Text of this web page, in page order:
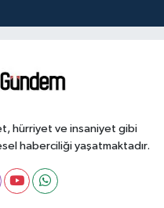
hürriyet ve insaniyet gibi
haberciliği yaşatmaktadır.